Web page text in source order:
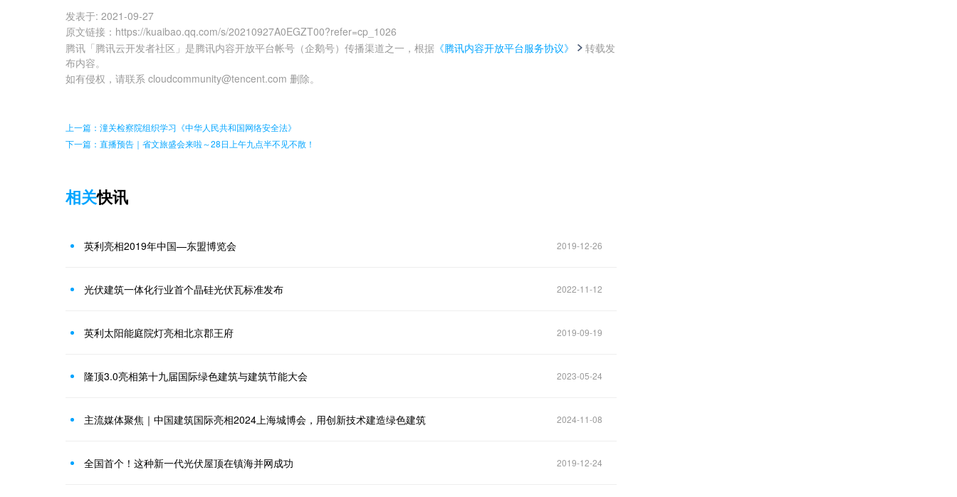
发表于: 2021-09-27
原文链接 ： https://kuaibao.qq.com/s/20210927A0EGZT00?refer=cp_1026
腾讯「腾讯云开发者社区」是腾讯内容开放平台帐号（企鹅号）传播渠道之一，根据 《腾讯内容开放平台服务协议》
转载发
布内容。
如有侵权，请联系 cloudcommunity@tencent.com 删除。
上一篇：潼关检察院组织学习《中华人民共和国网络安全法》
下一篇：直播预告｜省文旅盛会来啦～28日上午九点半不见不散！
相关快讯
英利亮相2019年中国—东盟博览会 2019-12-26
光伏建筑一体化行业首个晶硅光伏瓦标准发布 2022-11-12
英利太阳能庭院灯亮相北京郡王府 2019-09-19
隆顶3.0亮相第十九届国际绿色建筑与建筑节能大会 2023-05-24
主流媒体聚焦｜中国建筑国际亮相2024上海城博会，用创新技术建造绿色建筑 2024-11-08
全国首个！这种新一代光伏屋顶在镇海并网成功 2019-12-24